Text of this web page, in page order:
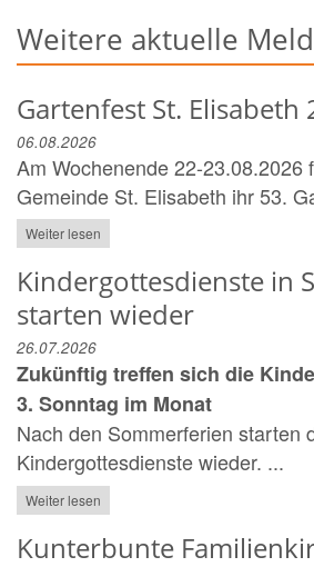
Weitere aktuelle
Gartenfest St. Elisabeth
06.08.2026
Am Wochenende 22-23.08.2026
Gemeinde St. Elisabeth ihr 53.
Weiter lesen
Kindergottesdienste in
starten wieder
26.07.2026
Zukünftig treffen sich die
3. Sonntag im Monat
Nach den Sommerferien starten
Kindergottesdienste wieder. ...
Weiter lesen
Kunterbunte